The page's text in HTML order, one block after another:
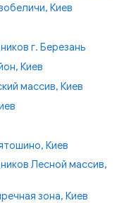
Киев
г. Березань
Киев
массив, Киев
Киев
Лесной массив,
зона, Киев